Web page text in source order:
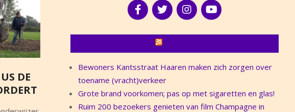
DE
Bewoners Kantsstraat Haaren maken zich zorgen over
toename (vracht)verkeer
Grote brand voorkomen; pas op met sigaretten en glas!
Ruim 200 bezoekers genieten van film Champagne in